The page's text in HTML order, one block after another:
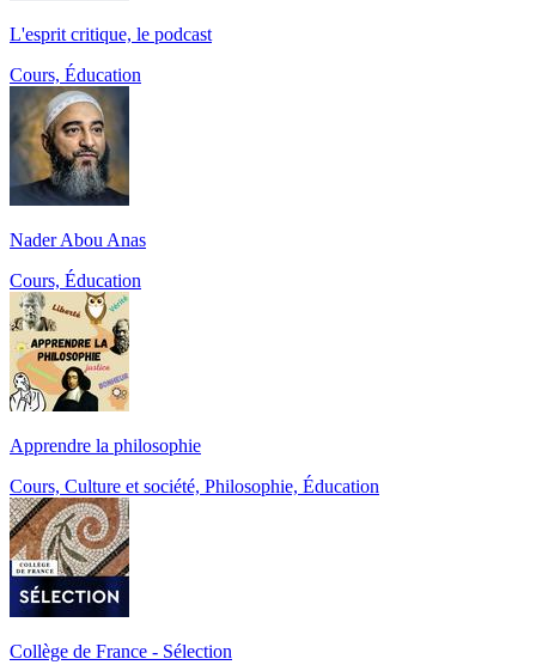
L'esprit critique, le podcast
Cours, Éducation
Nader Abou Anas
Cours, Éducation
Apprendre la philosophie
Cours, Culture et société, Philosophie, Éducation
Collège de France - Sélection